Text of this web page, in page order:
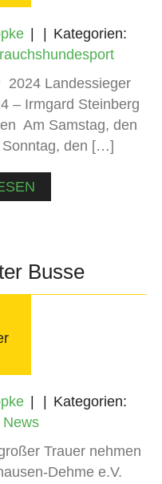
Kategorien:
2024 Landessieger
– Irmgard Steinberg
Am Samstag, den
Sonntag, den […]
Busse
Kategorien:
Trauer nehmen
Dehme e.V.